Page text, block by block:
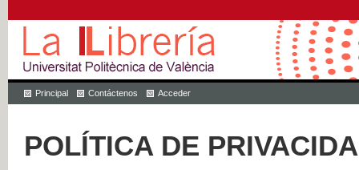
Principal Contáctenos Acceder
POLÍTICA DE